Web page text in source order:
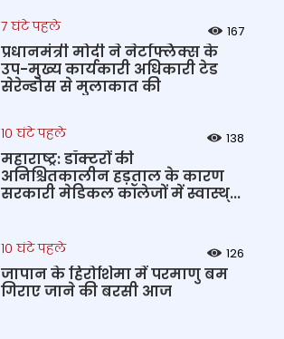
7 घंटे पहले 167
प्रधानमंत्री मोदी ने नेटफ्लिक्स के
उप-मुख्य कार्यकारी अधिकारी टेड
सेरेन्डोस से मुलाकात की
10 घंटे पहले 138
महाराष्ट्र: डॉक्टरों की
अनिश्चितकालीन हड़ताल के कारण
सरकारी मेडिकल कॉलेजों में स्वास्थ्...
10 घंटे पहले 126
जापान के हिरोशिमा में परमाणु बम
गिराए जाने की बरसी आज